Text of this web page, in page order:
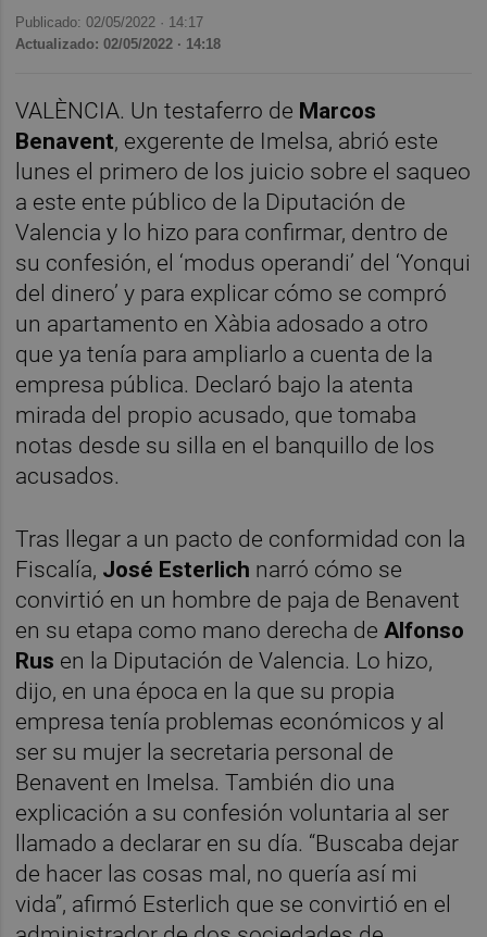
Publicado: 02/05/2022 · 14:17
Actualizado: 02/05/2022 · 14:18
VALÈNCIA. Un testaferro de Marcos
Benavent, exgerente de Imelsa, abrió este
lunes el primero de los juicio sobre el saqueo
a este ente público de la Diputación de
Valencia y lo hizo para confirmar, dentro de
su confesión, el ‘modus operandi’ del ‘Yonqui
del dinero’ y para explicar cómo se compró
un apartamento en Xàbia adosado a otro
que ya tenía para ampliarlo a cuenta de la
empresa pública. Declaró bajo la atenta
mirada del propio acusado, que tomaba
notas desde su silla en el banquillo de los
acusados.
Tras llegar a un pacto de conformidad con la
Fiscalía, José Esterlich narró cómo se
convirtió en un hombre de paja de Benavent
en su etapa como mano derecha de Alfonso
Rus en la Diputación de Valencia. Lo hizo,
dijo, en una época en la que su propia
empresa tenía problemas económicos y al
ser su mujer la secretaria personal de
Benavent en Imelsa. También dio una
explicación a su confesión voluntaria al ser
llamado a declarar en su día. “Buscaba dejar
de hacer las cosas mal, no quería así mi
vida”, afirmó Esterlich que se convirtió en el